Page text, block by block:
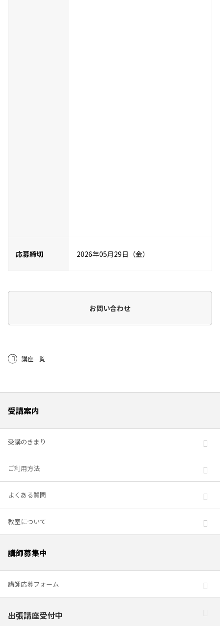
応募締切 2026年05月29日（金）
お問い合わせ
講座一覧
受講案内
受講のきまり
ご利用方法
よくある質問
教室について
講師募集中
講師応募フォーム
出張講座受付中